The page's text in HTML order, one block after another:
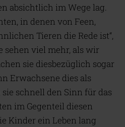
absichtlich im Wege lag.
in denen von Feen,
Tieren die Rede ist“,
sehen viel mehr, als wir
sie diesbezüglich sogar
Erwachsene dies als
schnell den Sinn für das
im Gegenteil diesen
Kinder ein Leben lang